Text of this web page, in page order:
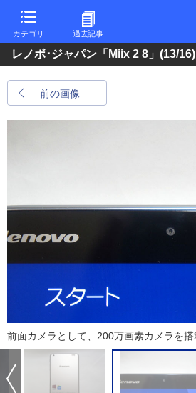
カテゴリ 過去記事
レノボ･ジャパン「Miix 2 8」 (13/16)
前の画像
前面カメラとして、200万画素カメラを搭